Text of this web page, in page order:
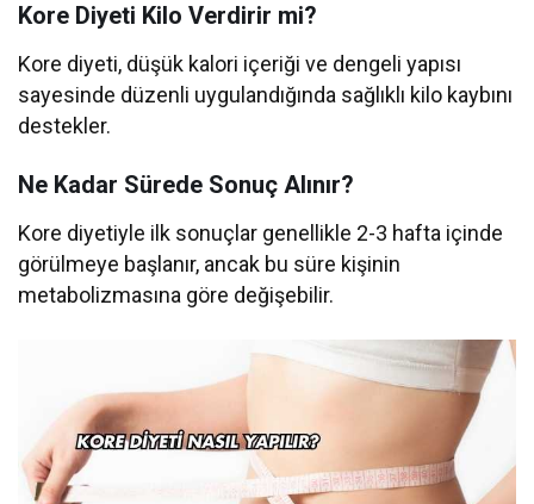
Kore Diyeti Kilo Verdirir mi?
Kore diyeti, düşük kalori içeriği ve dengeli yapısı
sayesinde düzenli uygulandığında sağlıklı kilo kaybını
destekler.
Ne Kadar Sürede Sonuç Alınır?
Kore diyetiyle ilk sonuçlar genellikle 2-3 hafta içinde
görülmeye başlanır, ancak bu süre kişinin
metabolizmasına göre değişebilir.